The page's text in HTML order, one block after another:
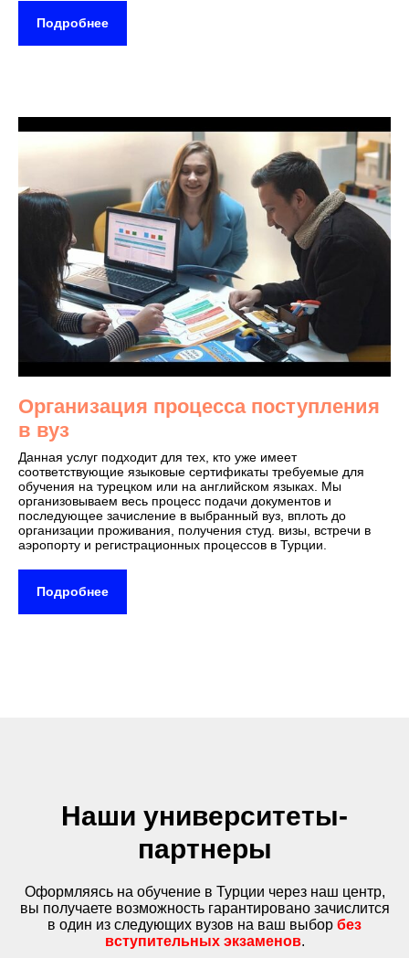
Подробнее
Организация процесса поступления
в вуз
Данная услуг подходит для тех, кто уже имеет
соответствующие языковые сертификаты требуемые для
обучения на турецком или на английском языках. Мы
организовываем весь процесс подачи документов и
последующее зачисление в выбранный вуз, вплоть до
организации проживания, получения студ. визы, встречи в
аэропорту и регистрационных процессов в Турции.
Подробнее
Наши университеты-
партнеры
Оформляясь на обучение в Турции через наш центр,
вы получаете возможность гарантировано зачислится
в один из следующих вузов на ваш выбор без
вступительных экзаменов.